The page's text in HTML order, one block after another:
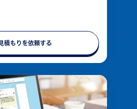
積もりを依頼する